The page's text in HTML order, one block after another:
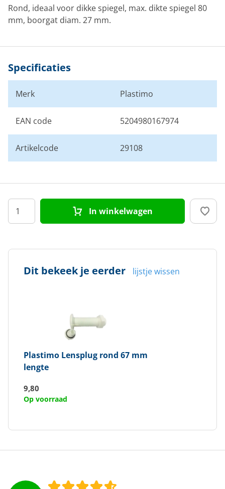
Rond, ideaal voor dikke spiegel, max. dikte spiegel 80
mm, boorgat diam. 27 mm.
Specificaties
Merk Plastimo
EAN code 5204980167974
Artikelcode 29108
In winkelwagen
Dit bekeek je eerder lijstje wissen
Plastimo Lensplug rond 67 mm
lengte
9,80
Op voorraad